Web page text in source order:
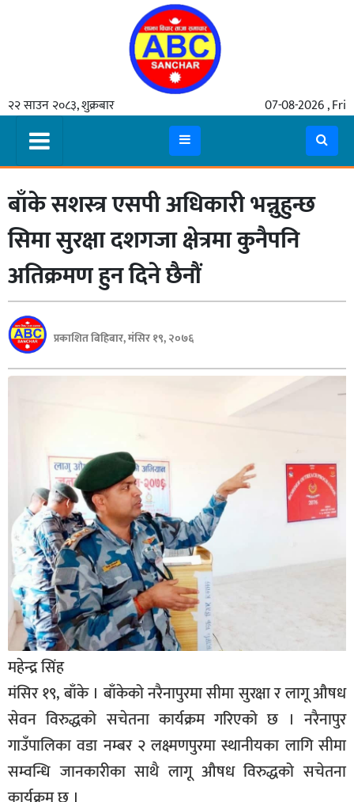
२२ साउन २०८३, शुक्रबार 07-08-2026 , Fri
समाचार
मुख्य
समाचार
कुटनीती
अर्थ
रसरङ्ग
यौन/
स्वास्थ्य
भिडियो
बिशेष
खेलकुद
बिश्व
अचम्म
दुनिया
बिचार
कुराकानी
जीवनशैली
साहित्य
सूचना-
प्रवधि
बाँके सशस्त्र एसपी अधिकारी भन्नुहुन्छ
सिमा सुरक्षा दशगजा क्षेत्रमा कुनैपनि
अतिक्रमण हुन दिने छैनौं
प्रकाशित बिहिबार, मंसिर १९, २०७६
महेन्द्र सिंह
मंसिर १९, बाँके । बाँकेको नरैनापुरमा सीमा सुरक्षा र लागू औषध
सेवन विरुद्धको सचेतना कार्यक्रम गरिएको छ । नरैनापुर
गाउँपालिका वडा नम्बर २ लक्ष्मणपुरमा स्थानीयका लागि सीमा
सम्वन्धि जानकारीका साथै लागू औषध विरुद्धको सचेतना